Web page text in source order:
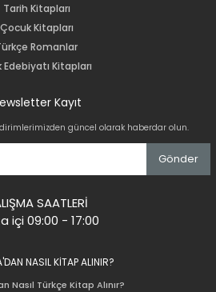
Tarih Kitapları
Çocuk Kitapları
Romanlar
Edebiyatı Kitapları
Kayıt
güncel olarak haberdar olun.
Gönder
SAATLERİ
içi 09:00 - 17:00
NASIL KİTAP ALINIR?
Nasıl Türkçe Kitap Alınır?